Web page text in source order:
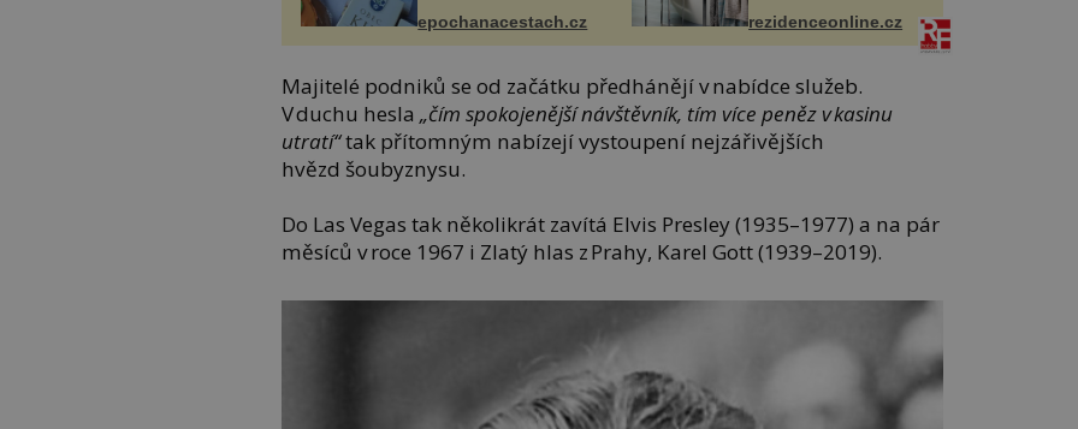
epochanacestach.cz rezidenceonline.cz
Majitelé podniků se od začátku předhánějí v nabídce služeb.
V duchu hesla„čím spokojenější návštěvník, tím více peněz v kasinu
utratí“tak přítomným nabízejí vystoupení nejzářivějších
hvězd šoubyznysu.
Do Las Vegas tak několikrát zavítá Elvis Presley (1935–1977) a na pár
měsíců v roce 1967 i Zlatý hlas z Prahy, Karel Gott (1939–2019).